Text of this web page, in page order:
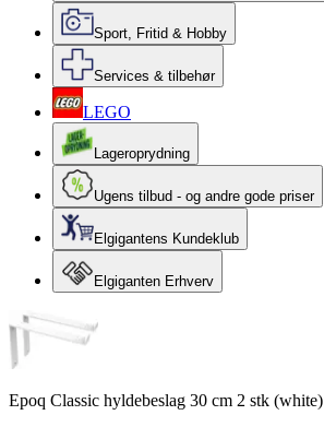
Sport, Fritid & Hobby
Services & tilbehør
LEGO
Lageroprydning
Ugens tilbud - og andre gode priser
Elgigantens Kundeklub
Elgiganten Erhverv
Epoq Classic hyldebeslag 30 cm 2 stk (white)